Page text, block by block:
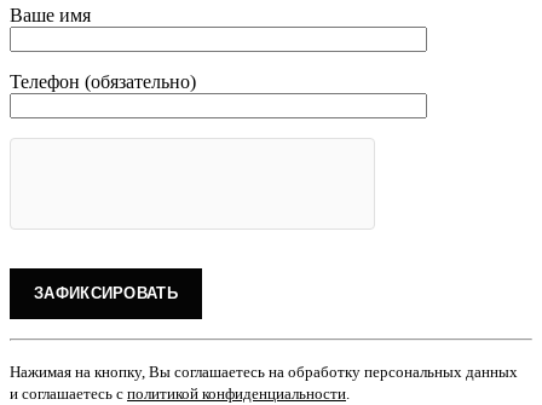
Ваше имя
Телефон (обязательно)
Нажимая на кнопку, Вы соглашаетесь на обработку персональных данных
и соглашаетесь с политикой конфиденциальности.